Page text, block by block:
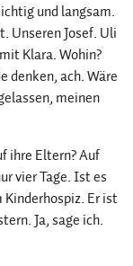
und langsam.
Unseren Josef. Uli
Klara. Wohin?
denken, ach. Wäre
meinen
ihre Eltern? Auf
vier Tage. Ist es
Kinderhospiz. Er ist
Ja, sage ich.